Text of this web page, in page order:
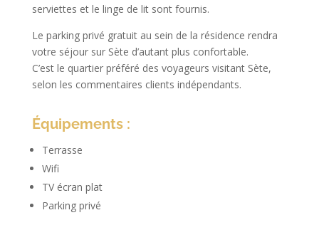
serviettes et le linge de lit sont fournis.
Le parking privé gratuit au sein de la résidence rendra
votre séjour sur Sète d’autant plus confortable.
C’est le quartier préféré des voyageurs visitant Sète,
selon les commentaires clients indépendants.
Équipements :
Terrasse
Wifi
TV écran plat
Parking privé